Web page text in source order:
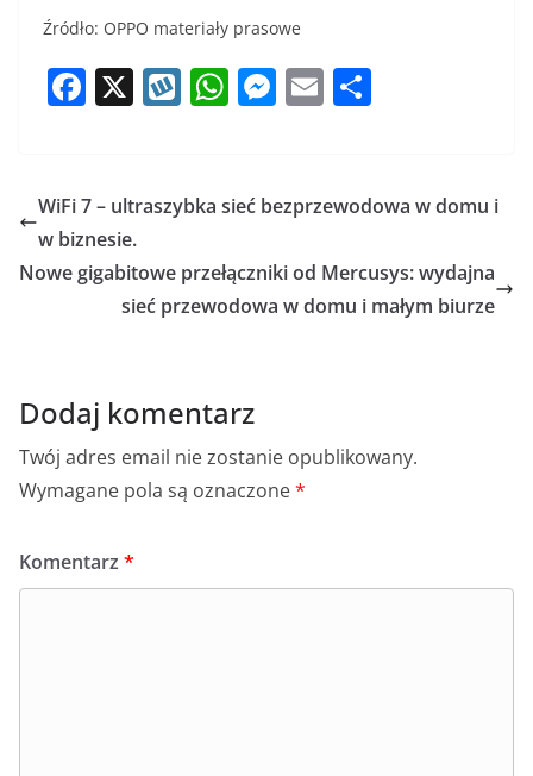
Źródło: OPPO materiały prasowe
F
e
b
o
X W
o
W
s
p
p
M
e
g
er
E
l e
WiFi 7 – ultraszybka sieć bezprzewodowa w domu i
w biznesie.
Nowe gigabitowe przełączniki od Mercusys: wydajna
sieć przewodowa w domu i małym biurze
Dodaj komentarz
Twój adres email nie zostanie opublikowany.
Wymagane pola są oznaczone*
Komentarz *